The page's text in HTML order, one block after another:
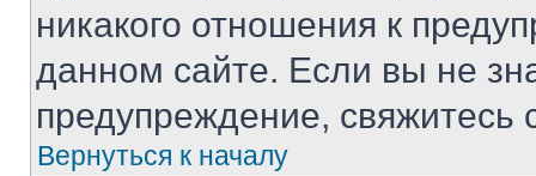
никакого отношения к
данном сайте. Если вы не
предупреждение,
Вернуться к началу